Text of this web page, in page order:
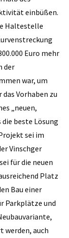
einbüßen.
Haltestelle
Euro mehr
der
war, um
Vorhaben zu
„neuen,
beste Lösung
sei im
Vinschger
für die neuen
Platz
Bau einer
Parkplätze und
werden, auch